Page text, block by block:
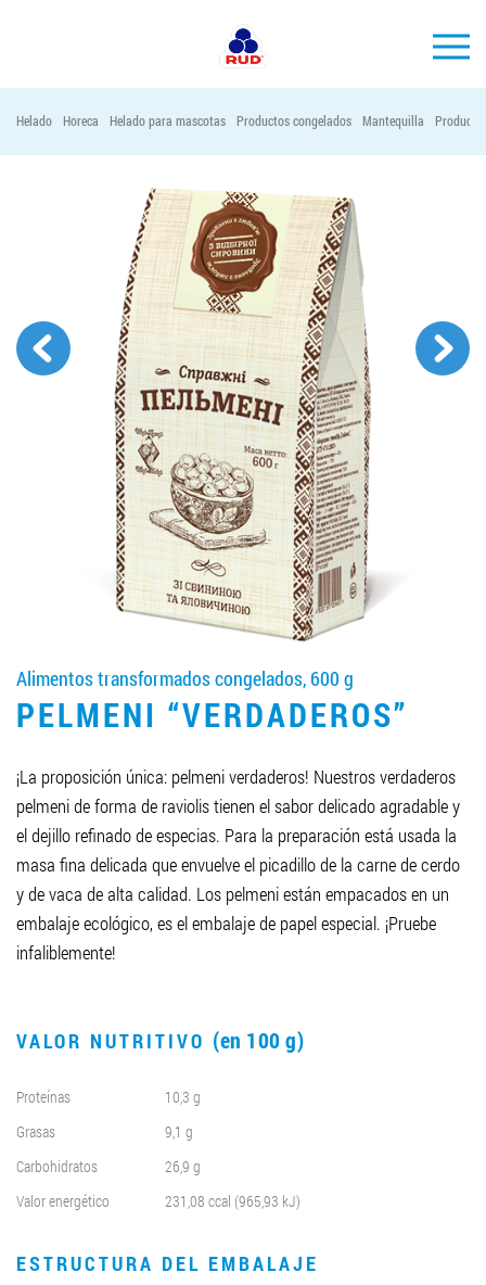
PRODUCCIÓN
EMPRESA
Horeca
Contactos
Vacantes
PEDIR PRODUCTOS "RUD":
LLEGAR A SER SOCIO
0412 48 28 17
0412 42 29 23
Helado Horeca Helado para mascotas Productos congelados Mantequilla
Alimentos transformados congelados, 600 g
PELMENI “VERDADEROS”
¡La proposición única: pelmeni verdaderos! Nuestros verdaderos
pelmeni de forma de raviolis tienen el sabor delicado agradable y
el dejillo refinado de especias. Para la preparación está usada la
masa fina delicada que envuelve el picadillo de la carne de cerdo
y de vaca de alta calidad. Los pelmeni están empacados en un
embalaje ecológico, es el embalaje de papel especial. ¡Pruebe
infaliblemente!
VALOR NUTRITIVO (en 100 g)
Proteínas
10,3 g
Grasas
9,1 g
Carbohidratos
26,9 g
Valor energético
231,08 ccal (965,93 kJ)
ESTRUCTURA DEL EMBALAJE